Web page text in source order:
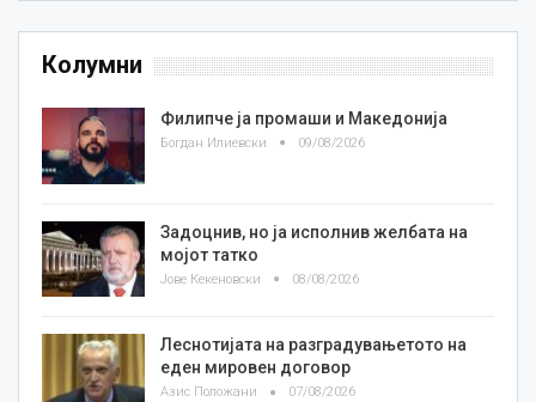
Колумни
Филипче ја промаши и Македонија
Богдан Илиевски 09/08/2026
Задоцнив, но ја исполнив желбата на
мојот татко
Јове Кекеновски 08/08/2026
Леснотијата на разградувањетото на
еден мировен договор
Азис Положани 07/08/2026